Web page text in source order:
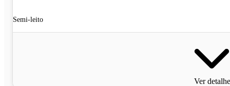
Semi-leito
Ver